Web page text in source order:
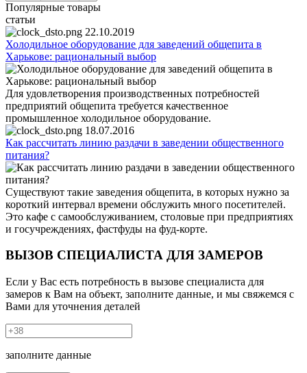
Популярные товары
статьи
22.10.2019
Холодильное оборудование для заведений общепита в
Харькове: рациональный выбор
Для удовлетворения производственных потребностей
предприятий общепита требуется качественное
промышленное холодильное оборудование.
18.07.2016
Как рассчитать линию раздачи в заведении общественного
питания?
Существуют такие заведения общепита, в которых нужно за
короткий интервал времени обслужить много посетителей.
Это кафе с самообслуживанием, столовые при предприятиях
и госучреждениях, фастфуды на фуд-корте.
ВЫЗОВ СПЕЦИАЛИСТА ДЛЯ ЗАМЕРОВ
Если у Вас есть потребность в вызове специалиста для
замеров к Вам на объект, заполните данные, и мы свяжемся с
Вами для уточнения деталей
заполните данные